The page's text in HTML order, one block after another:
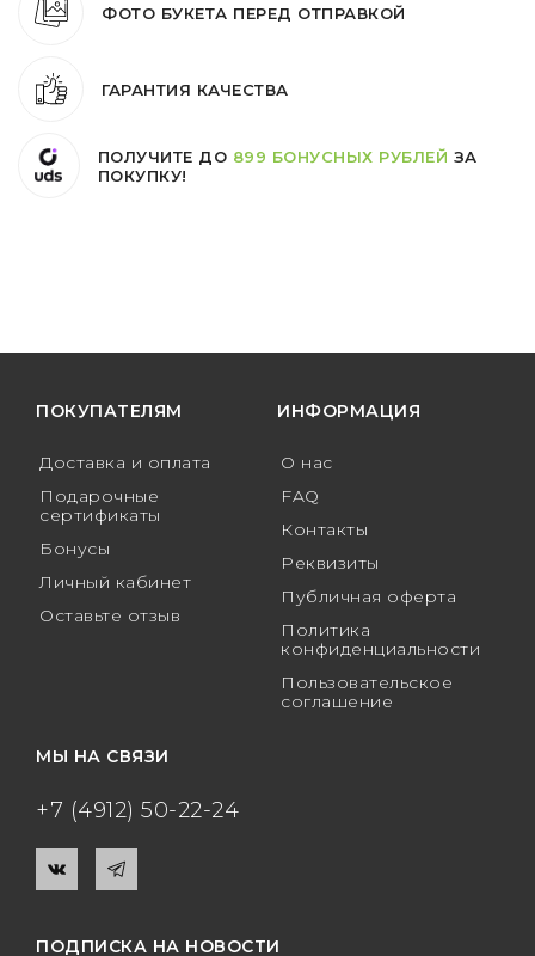
ФОТО БУКЕТА ПЕРЕД ОТПРАВКОЙ
ГАРАНТИЯ КАЧЕСТВА
ПОЛУЧИТЕ ДО 899 БОНУСНЫХ РУБЛЕЙ ЗА
ПОКУПКУ!
ПОКУПАТЕЛЯМ
Доставка и оплата
Подарочные
сертификаты
Бонусы
Личный кабинет
Оставьте отзыв
ИНФОРМАЦИЯ
О нас
FAQ
Контакты
Реквизиты
Публичная оферта
Политика
конфиденциальности
Пользовательское
соглашение
МЫ НА СВЯЗИ
+7 (4912) 50-22-24
ПОДПИСКА НА НОВОСТИ